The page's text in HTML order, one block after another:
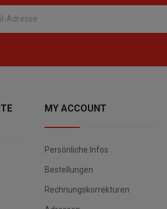
MY ACCOUNT
Persönliche Infos
Bestellungen
Rechnungskorrekturen